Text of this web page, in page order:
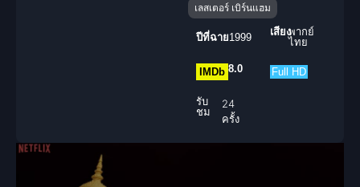
เลสเตอร์ เบิร์นแฮม
ปีที่ฉาย1999 เสียงพากย์
ไทย
IMDb 8.0 Full HD
รับ
ชม
24
ครั้ง